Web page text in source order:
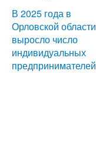
В 2025 года в
Орловской области
выросло число
индивидуальных
предпринимателей